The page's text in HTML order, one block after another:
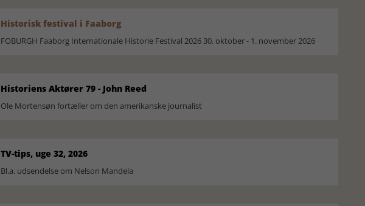
Historisk festival i Faaborg
FOBURGH Faaborg Internationale Historie Festival 2026 30. oktober - 1. november 2026
Historiens Aktører 79 - John Reed
Ole Mortensøn fortæller om den amerikanske journalist
TV-tips, uge 32, 2026
Bl.a. udsendelse om Nelson Mandela